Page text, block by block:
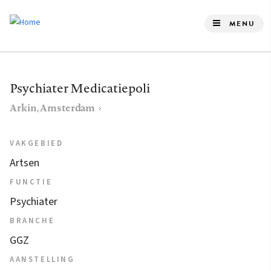
de
gaan
MENU
Psychiater Medicatiepoli
Arkin, Amsterdam
VAKGEBIED
Artsen
FUNCTIE
Psychiater
BRANCHE
GGZ
AANSTELLING